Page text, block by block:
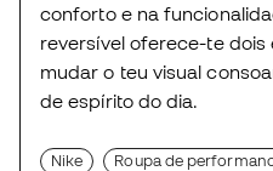
conforto e na
reversível oferece-te dois
mudar o teu visual
de espírito do dia.
Nike Roupa de